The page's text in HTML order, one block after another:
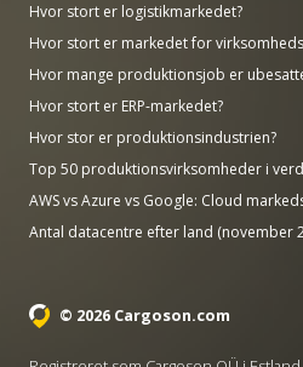
Hvor stort er logistikmarkedet?
Hvor stort er markedet for
Hvor mange produktionsjob er
Hvor stort er ERP-markedet?
Hvor stor er produktionsindustrien?
Top 50 produktionsvirksomheder i
AWS vs Azure vs Google: Cloud
Antal datacentre efter land (november
© 2026 Cargoson.com